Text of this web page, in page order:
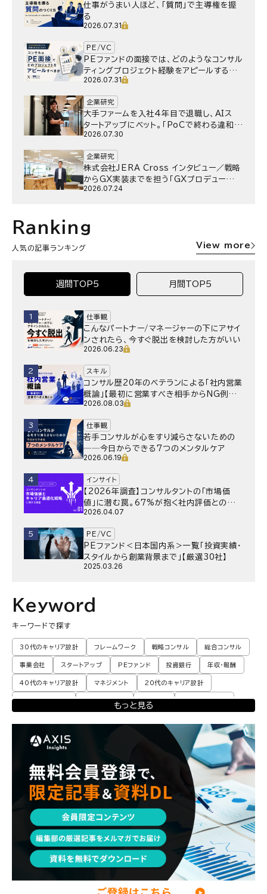
仕事がうまい人ほど、「質問」で主導権を握
る
2026.07.31
PE/VC
PEファンドの面接では、どのようなコンサル
ティングプロジェクト経験をアピールするべ
きか
2026.07.31
企業研究
大手ファームを入社4年目で退職し、AIス
タートアップにベット。｢PoCで終わる違和
感｣はどうなったのか／Gen-AX株式会社
2026.07.30
企業研究
株式会社JERA Cross インタビュー／戦略
からGX実装までを担う「GXプロデュー
サー」というキャリア
2026.07.24
Ranking
人気の記事ランキング View more
週間TOP5 月間TOP5
1 仕事観
こんなパートナー/マネージャーの下にアサイ
ンされたら、今すぐ脱出を検討した方がいい
2026.06.23
2 スキル
コンサル歴20年のベテランによる「社内営業
概論」【最初に営業すべき相手からNG例ま
で】
2026.08.03
3 仕事観
若手コンサルが心をすり減らさないための
──今日からできる7つのメンタルケア
2026.06.19
4 インサイト
【2026年調査】コンサルタントの「市場価
値」に潜む罠。67%が抱く社内評価との乖
離と、採用側が抱く“本音”の懸念とは
2026.04.07
5 PE/VC
PEファンド＜日本国内系＞一覧「投資実績・
スタイルから創業背景まで」【厳選30社】
2025.03.26
Keyword
キーワードで探す
30代のキャリア設計 フレームワーク 戦略コンサル 総合コンサル
事業会社 スタートアップ PEファンド 投資銀行 年収・報酬
40代のキャリア設計 マネジメント 20代のキャリア設計
転職体験談・実例 プロモーション 業界動向 コンサル現場論
エンジニア 調査レポート 独立・フリーランス
パートナー
コンサル現場論 経営企画・事業企画 メンタルケア
パラレルキャリア ワークライフバランス 移住・二拠点生活 AI活用
DX・テクノロジー リスキリング・資格 M&A・ファイナンス
もっと見る